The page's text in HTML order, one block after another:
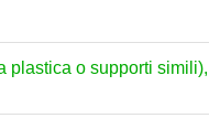
plastica o supporti